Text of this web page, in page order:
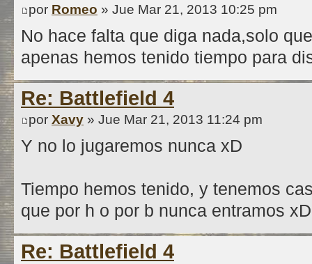
por Romeo » Jue Mar 21, 2013 10:25 pm
No hace falta que diga nada,solo
apenas hemos tenido tiempo para
Re: Battlefield 4
por Xavy » Jue Mar 21, 2013 11:24 pm
Y no lo jugaremos nunca xD
Tiempo hemos tenido, y tenemos
que por h o por b nunca entramos xD
Re: Battlefield 4